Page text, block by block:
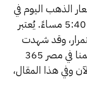
الذهب اليوم في
مصر ليوم الأربعاء 15 أبريل الساعة 5:40 مساءً. يُعتبر
وقد شهدت
أسعار الذهب تغيرات كثيرة، لذلك قمنا في مصر 365
وفي هذا المقال،